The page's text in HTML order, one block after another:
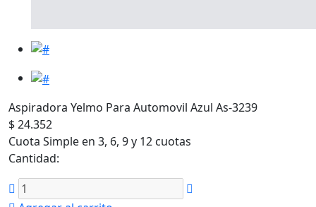
Aspiradora Yelmo Para Automovil Azul As-3239
$ 24.352
Cuota Simple en 3, 6, 9 y 12 cuotas
Cantidad: